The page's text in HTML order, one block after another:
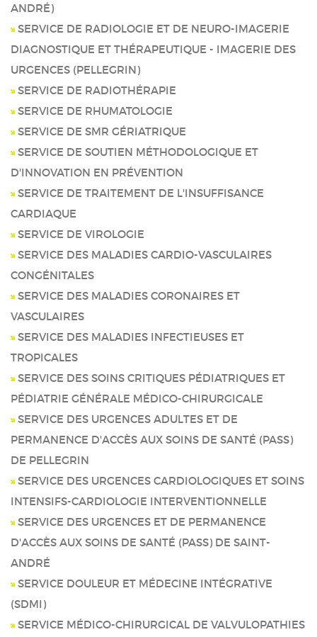
ANDRÉ)
SERVICE DE RADIOLOGIE ET DE NEURO-IMAGERIE
DIAGNOSTIQUE ET THÉRAPEUTIQUE - IMAGERIE DES
URGENCES (PELLEGRIN)
SERVICE DE RADIOTHÉRAPIE
SERVICE DE RHUMATOLOGIE
SERVICE DE SMR GÉRIATRIQUE
SERVICE DE SOUTIEN MÉTHODOLOGIQUE ET
D'INNOVATION EN PRÉVENTION
SERVICE DE TRAITEMENT DE L'INSUFFISANCE
CARDIAQUE
SERVICE DE VIROLOGIE
SERVICE DES MALADIES CARDIO-VASCULAIRES
CONGÉNITALES
SERVICE DES MALADIES CORONAIRES ET
VASCULAIRES
SERVICE DES MALADIES INFECTIEUSES ET
TROPICALES
SERVICE DES SOINS CRITIQUES PÉDIATRIQUES ET
PÉDIATRIE GÉNÉRALE MÉDICO-CHIRURGICALE
SERVICE DES URGENCES ADULTES ET DE
PERMANENCE D'ACCÈS AUX SOINS DE SANTÉ (PASS)
DE PELLEGRIN
SERVICE DES URGENCES CARDIOLOGIQUES ET SOINS
INTENSIFS-CARDIOLOGIE INTERVENTIONNELLE
SERVICE DES URGENCES ET DE PERMANENCE
D'ACCÈS AUX SOINS DE SANTÉ (PASS) DE SAINT-
ANDRÉ
SERVICE DOULEUR ET MÉDECINE INTÉGRATIVE
(SDMI)
SERVICE MÉDICO-CHIRURGICAL DE VALVULOPATHIES